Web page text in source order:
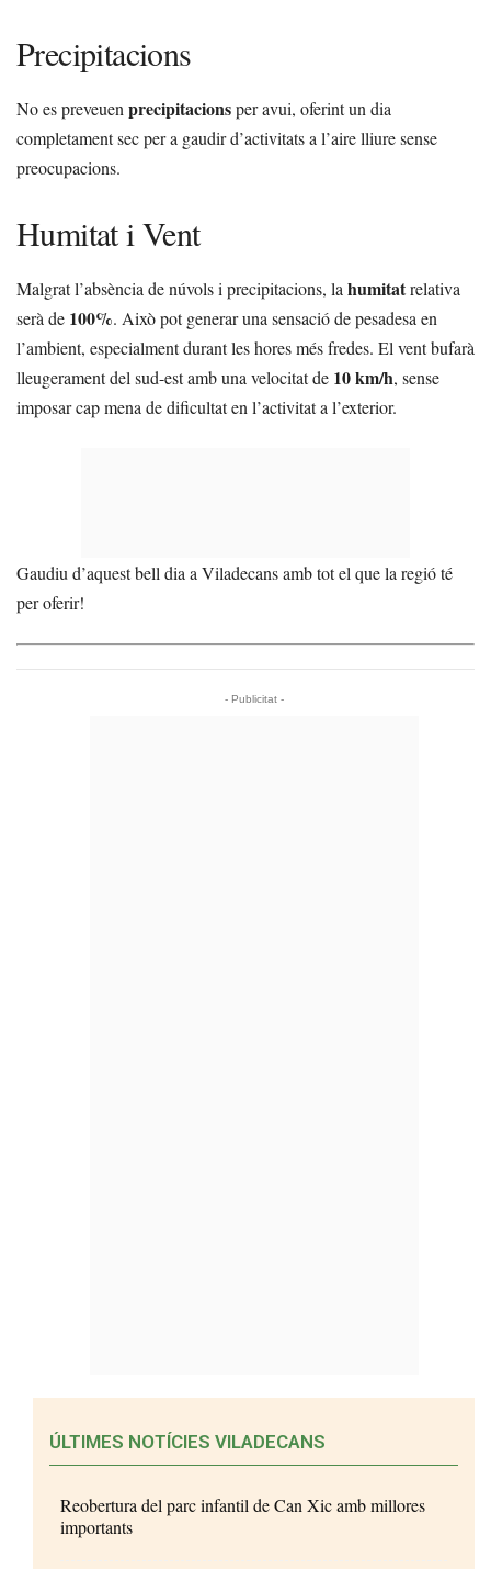
Precipitacions
No es preveuen precipitacionsper avui, oferint un dia
completament sec per a gaudir d’activitats a l’aire lliure sense
preocupacions.
Humitat i Vent
Malgrat l’absència de núvols i precipitacions, la humitatrelativa
serà de 100%. Això pot generar una sensació de pesadesa en
l’ambient, especialment durant les hores més fredes. El vent bufarà
lleugerament del sud-est amb una velocitat de 10 km/h, sense
imposar cap mena de dificultat en l’activitat a l’exterior.
Gaudiu d’aquest bell dia a Viladecans amb tot el que la regió té
per oferir!
- Publicitat -
ÚLTIMES NOTÍCIES VILADECANS
Reobertura del parc infantil de Can Xic amb millores
importants